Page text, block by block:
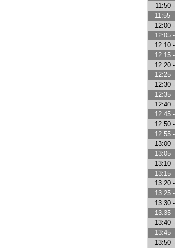
11:50
11:55
12:00
12:05
12:10
12:15
12:20
12:25
12:30
12:35
12:40
12:45
12:50
12:55
13:00
13:05
13:10
13:15
13:20
13:25
13:30
13:35
13:40
13:45
13:50